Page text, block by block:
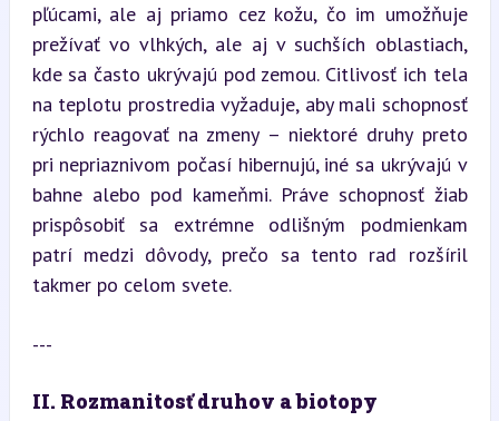
pľúcami, ale aj priamo cez kožu, čo im umožňuje
prežívať vo vlhkých, ale aj v suchších oblastiach,
kde sa často ukrývajú pod zemou. Citlivosť ich tela
na teplotu prostredia vyžaduje, aby mali schopnosť
rýchlo reagovať na zmeny – niektoré druhy preto
pri nepriaznivom počasí hibernujú, iné sa ukrývajú v
bahne alebo pod kameňmi. Práve schopnosť žiab
prispôsobiť sa extrémne odlišným podmienkam
patrí medzi dôvody, prečo sa tento rad rozšíril
takmer po celom svete.
---
II. Rozmanitosť druhov a biotopy